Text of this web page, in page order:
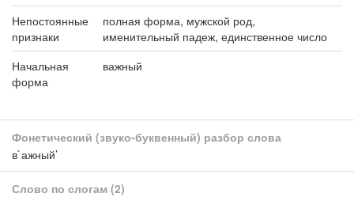
Непостоянные
признаки
полная форма, мужской род,
именительный падеж, единственное число
Начальная
форма
важный
Фонетический (звуко-буквенный) разбор слова
в`ажный’
Слово по слогам (2)